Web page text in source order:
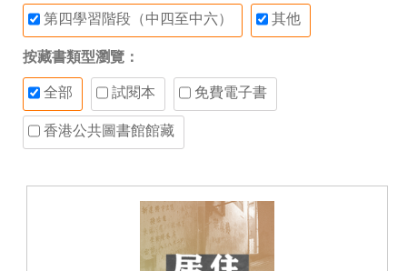
第四學習階段（中四至中六） 其他
按藏書類型瀏覽：
全部 試閱本 免費電子書
香港公共圖書館館藏